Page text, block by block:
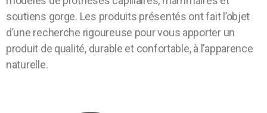
soutiens gorge. Les produits présentés ont fait l’objet
d’une recherche rigoureuse pour vous apporter un
produit de qualité, durable et confortable, à l’apparence
naturelle.